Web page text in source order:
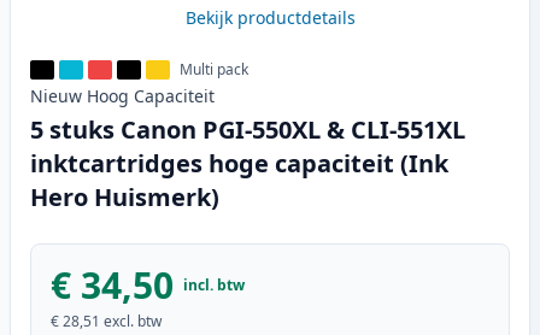
Bekijk productdetails
Multi pack
Nieuw Hoog Capaciteit
5 stuks Canon PGI-550XL & CLI-551XL
inktcartridges hoge capaciteit (Ink
Hero Huismerk)
€ 34,50 incl. btw
€ 28,51 excl. btw